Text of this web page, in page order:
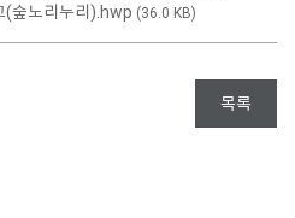
(숲노리누리).hwp (36.0 KB)
목록